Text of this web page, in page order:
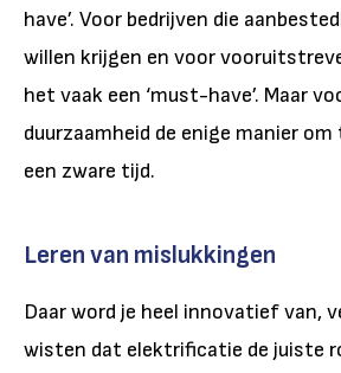
have’. Voor bedrijven die
willen krijgen en voor
het vaak een ‘must-have’. Maar
duurzaamheid de enige manier
een zware tijd.
Leren van mislukkingen
Daar word je heel innovatief van,
wisten dat elektrificatie de juiste